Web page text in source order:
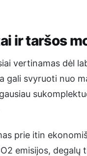
ir taršos
vertinamas dėl
gali svyruoti nuo
prie itin
emisijos,